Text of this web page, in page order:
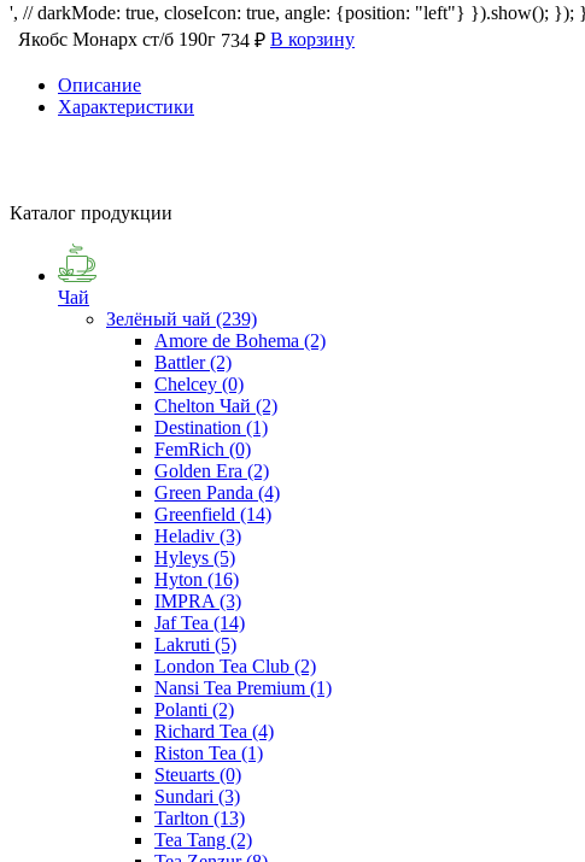
', // darkMode: true, closeIcon: true, angle: {position: "left"} }).show(); });
Якобс Монарх ст/б 190г 734 ₽ В корзину
Описание
Характеристики
Каталог продукции
Чай
Зелёный чай (239)
Amore de Bohema (2)
Battler(2)
Chelcey (0)
Chelton Чай (2)
Destination (1)
FemRich (0)
Golden Era (2)
Green Panda (4)
Greenfield (14)
Heladiv (3)
Hyleys (5)
Hyton (16)
IMPRA (3)
Jaf Tea (14)
Lakruti (5)
London Tea Club (2)
Nansi Tea Premium (1)
Polanti (2)
Richard Tea (4)
Riston Tea (1)
Steuarts (0)
Sundari (3)
Tarlton (13)
Tea Tang (2)